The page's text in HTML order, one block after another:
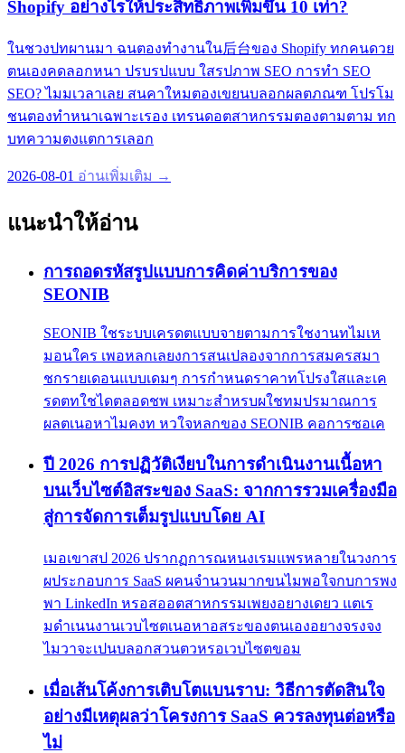
Shopify อย่างไรให้ประสิทธิภาพเพิ่มขึ้น 10 เท่า?
ในชวงปทผานมา ฉนตองทำงานใน后台ของ Shopify ทกคนดวย
ตนเองคดลอกหนา ปรบรปแบบ ใสรปภาพ SEO การทำ SEO
SEO? ไมมเวลาเลย สนคาใหมตองเขยนบลอกผลตภณฑ โปรโม
ชนตองทำหนาเฉพาะเรอง เทรนดอตสาหกรรมตองตามตาม ทก
บทความตงแตการเลอก
2026-08-01 อ่านเพิ่มเติม →
แนะนำให้อ่าน
การถอดรหัสรูปแบบการคิดค่าบริการของ
SEONIB
SEONIB ใชระบบเครดตแบบจายตามการใชงานทไมเห
มอนใคร เพอหลกเลยงการสนเปลองจากการสมครสมา
ชกรายเดอนแบบเดมๆ การกำหนดราคาทโปรงใสและเค
รดตทใชไดตลอดชพ เหมาะสำหรบผใชทมปรมาณการ
ผลตเนอหาไมคงท หวใจหลกของ SEONIB คอการซอเค
ปี 2026 การปฏิวัติเงียบในการดำเนินงานเนื้อหา
บนเว็บไซต์อิสระของ SaaS: จากการรวมเครื่องมือ
สู่การจัดการเต็มรูปแบบโดย AI
เมอเขาสป 2026 ปรากฏการณหนงเรมแพรหลายในวงการ
ผประกอบการ SaaS ผคนจำนวนมากขนไมพอใจกบการพง
พา LinkedIn หรอสออตสาหกรรมเพยงอยางเดยว แตเร
มดำเนนงานเวบไซตเนอหาอสระของตนเองอยางจรงจง
ไมวาจะเปนบลอกสวนตวหรอเวบไซตขอม
เมื่อเส้นโค้งการเติบโตแบนราบ: วิธีการตัดสินใจ
อย่างมีเหตุผลว่าโครงการ SaaS ควรลงทุนต่อหรือ
ไม่